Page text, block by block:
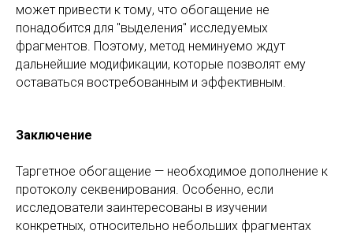
может привести к тому, что обогащение не
понадобится для "выделения" исследуемых
фрагментов. Поэтому, метод неминуемо ждут
дальнейшие модификации, которые позволят ему
оставаться востребованным и эффективным.
Заключение
Таргетное обогащение — необходимое дополнение к
протоколу секвенирования. Особенно, если
исследователи заинтересованы в изучении
конкретных, относительно небольших фрагментах